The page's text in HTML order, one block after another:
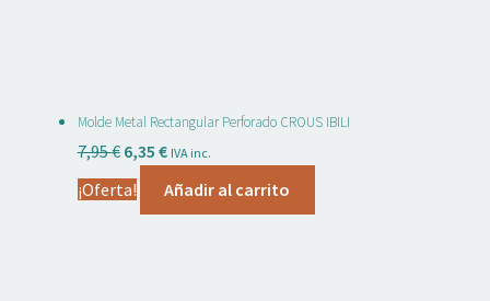
Molde Metal Rectangular Perforado CROUS IBILI
7,95€ El
precio
original
6,35 €ElIVA inc.
¡Oferta! Añadir al carrito